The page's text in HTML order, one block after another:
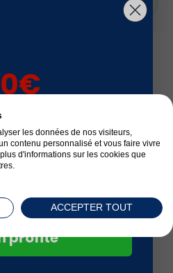
Française
les données de nos visiteurs,
contenu personnalisé et vous faire vivre
d'informations sur les cookies que
ACCEPTER TOUT
1ère
profite